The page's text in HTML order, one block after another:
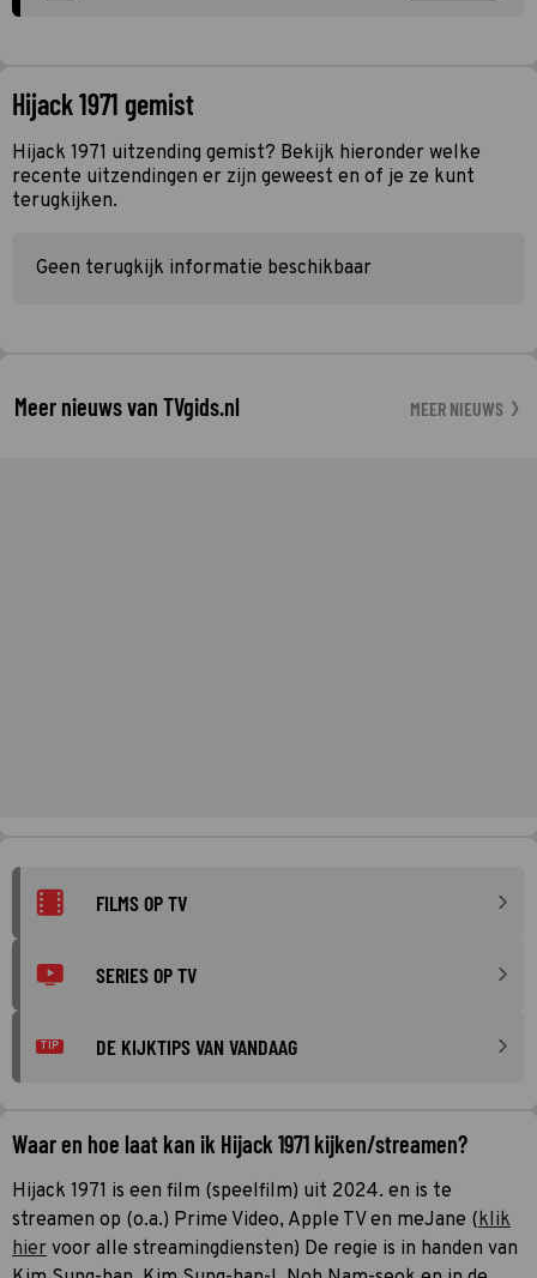
Hijack 1971 gemist
Hijack 1971 uitzending gemist? Bekijk hieronder welke
recente uitzendingen er zijn geweest en of je ze kunt
terugkijken.
Geen terugkijk informatie beschikbaar
Meer nieuws van TVgids.nl MEER NIEUWS
FILMS OP TV
SERIES OP TV
TIP DE KIJKTIPS VAN VANDAAG
Waar en hoe laat kan ik Hijack 1971 kijken/streamen?
Hijack 1971 is een film (speelfilm) uit 2024. en is te
streamen op (o.a.) Prime Video, Apple TV en meJane (klik
hier voor alle streamingdiensten) De regie is in handen van